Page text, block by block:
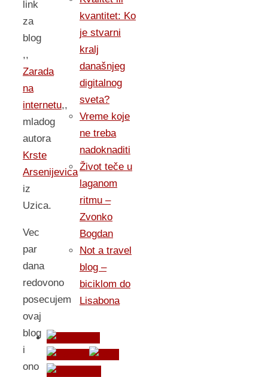
link
za
blog
,,
Zarada
na
internetu,,
mladog
autora
Krste
Arsenijevica
iz
Uzica.
Vec
par
dana
redovono
posecujem
ovaj
blog
i
ono
kvantitet: Ko
je stvarni
kralj
današnjeg
digitalnog
sveta?
Vreme koje
ne treba
nadoknaditi
Život teče u
laganom
ritmu –
Zvonko
Bogdan
Not a travel
blog –
biciklom do
Lisabona